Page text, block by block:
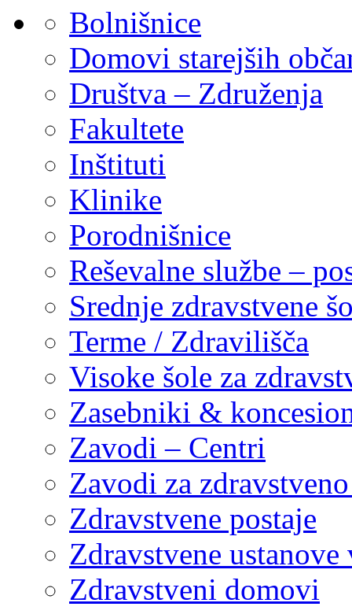
Bolnišnice
Domovi starejših
Društva – Združenja
Fakultete
Inštituti
Klinike
Porodnišnice
Reševalne službe –
Srednje zdravstvene
Terme / Zdravilišča
Visoke šole za
Zasebniki &
Zavodi – Centri
Zavodi za
Zdravstvene postaje
Zdravstvene
Zdravstveni domovi